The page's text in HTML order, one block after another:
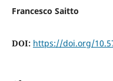
Francesco Saitto
DOI: https://doi.org/